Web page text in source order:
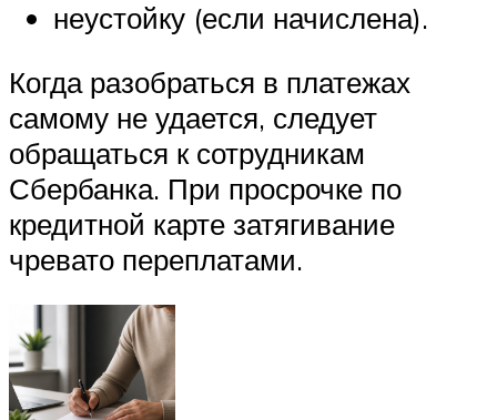
неустойку (если начислена).
Когда разобраться в платежах
самому не удается, следует
обращаться к сотрудникам
Сбербанка. При просрочке по
кредитной карте затягивание
чревато переплатами.